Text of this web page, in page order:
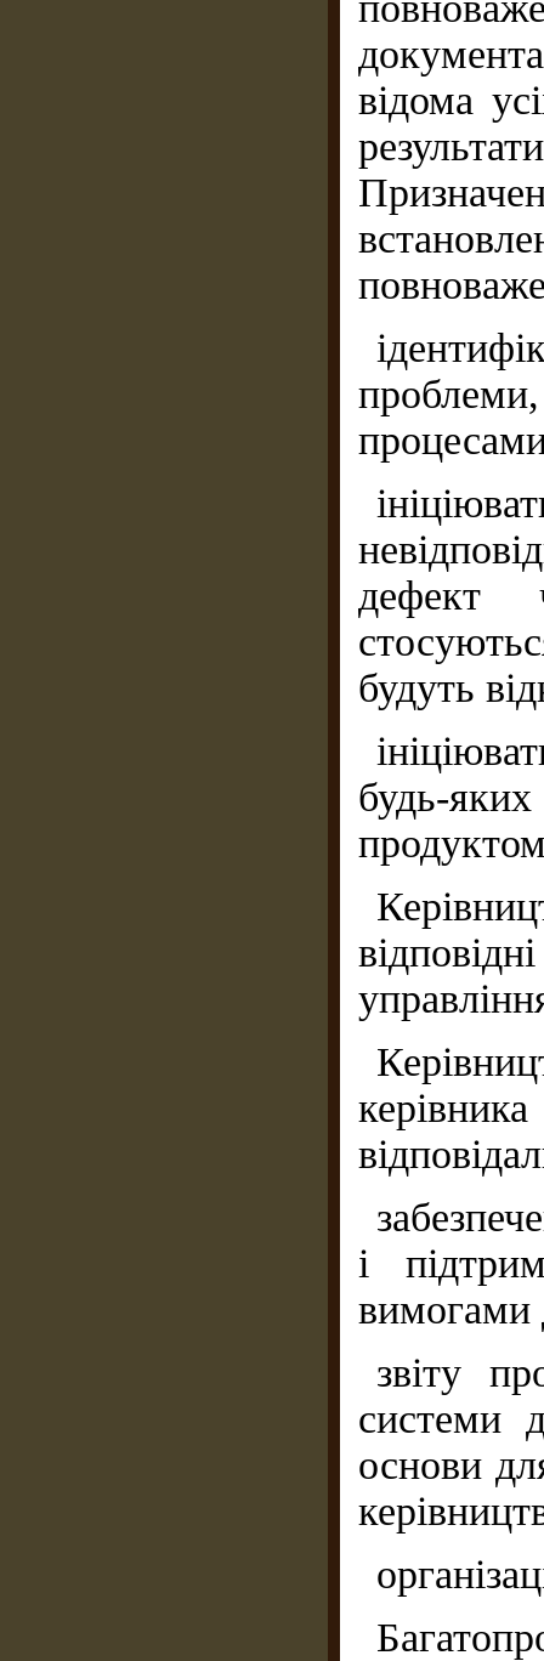
відома
дефект
будуть
будь-
і
вимогами
звіту
системи
основи